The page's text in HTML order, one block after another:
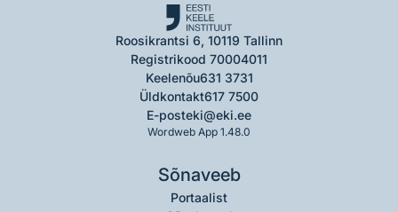
Roosikrantsi 6, 10119 Tallinn
Registrikood 70004011
Keelenõu631 3731
Üldkontakt617 7500
E-posteki@eki.ee
Wordweb App 1.48.0
Sõnaveeb
Portaalist